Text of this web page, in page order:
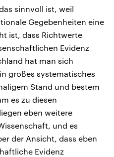
sinnvoll ist, weil
Gegebenheiten eine
ist, dass Richtwerte
Evidenz
hat man sich
großes systematisches
Stand und bestem
es zu diesen
eben weitere
und es
der Ansicht, dass eben
Evidenz